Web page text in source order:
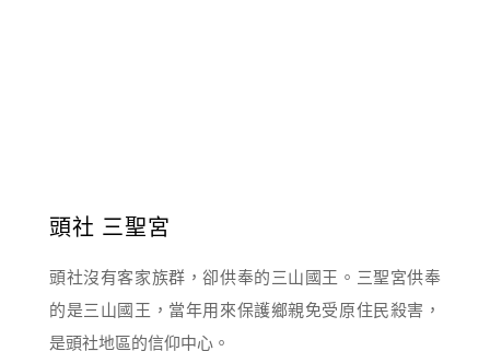
頭社 三聖宮
頭社沒有客家族群，卻供奉的三山國王。三聖宮供奉
的是三山國王，當年用來保護鄉親免受原住民殺害，
是頭社地區的信仰中心。